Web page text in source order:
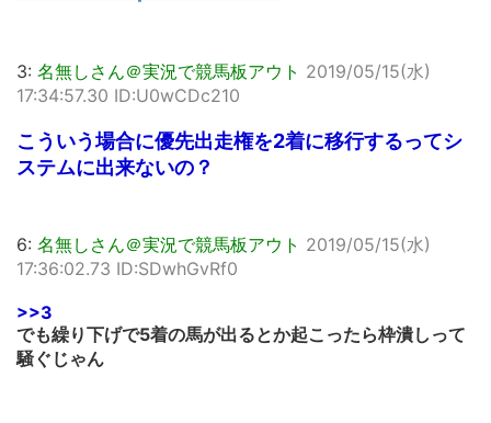
3: 名無しさん＠実況で競馬板アウト 2019/05/15(水)
17:34:57.30 ID:U0wCDc210
こういう場合に優先出走権を2着に移行するってシ
ステムに出来ないの？
6: 名無しさん＠実況で競馬板アウト 2019/05/15(水)
17:36:02.73 ID:SDwhGvRf0
>>3
でも繰り下げで5着の馬が出るとか起こったら枠潰しって
騒ぐじゃん